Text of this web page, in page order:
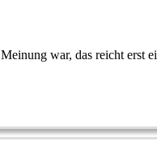
war, das reicht